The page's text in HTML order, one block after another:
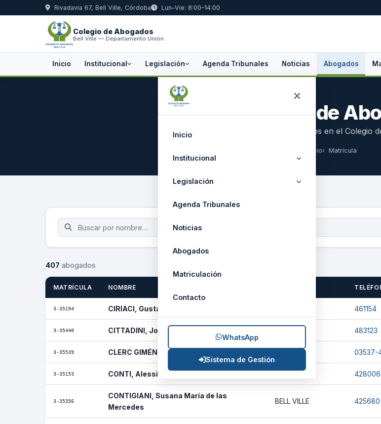
Rivadavia 67, Bell Ville, Córdoba Lun–Vie: 8:00–14:00
Colegio de Abogados
Bell Ville — Departamento Unión
Inicio Institucional Legislación Agenda Tribunales Noticias Abogados
Inicio
Institucional
Legislación
Agenda Tribunales
Noticias
Abogados
Matriculación
Contacto
WhatsApp
Sistema de Gestión
Matrícula de
Padrón de abogados matriculados en el Colegio
Inicio Matrícula
407 abogados
MATRÍCULA NOMBRE
3-35194 CIRIACI, Gustavo César 461154
3-35440 CITTADINI, Jorgelina María Belén ORDOÑEZ 483123
3-35539 CLERC GIMÉNEZ, Sofía Vanesa BELL VILLE 03537-
3-35153 CONTI, Alessio Luis 428006
3-35356
CONTIGIANI, Susana María de las
Mercedes
BELL VILLE 425680